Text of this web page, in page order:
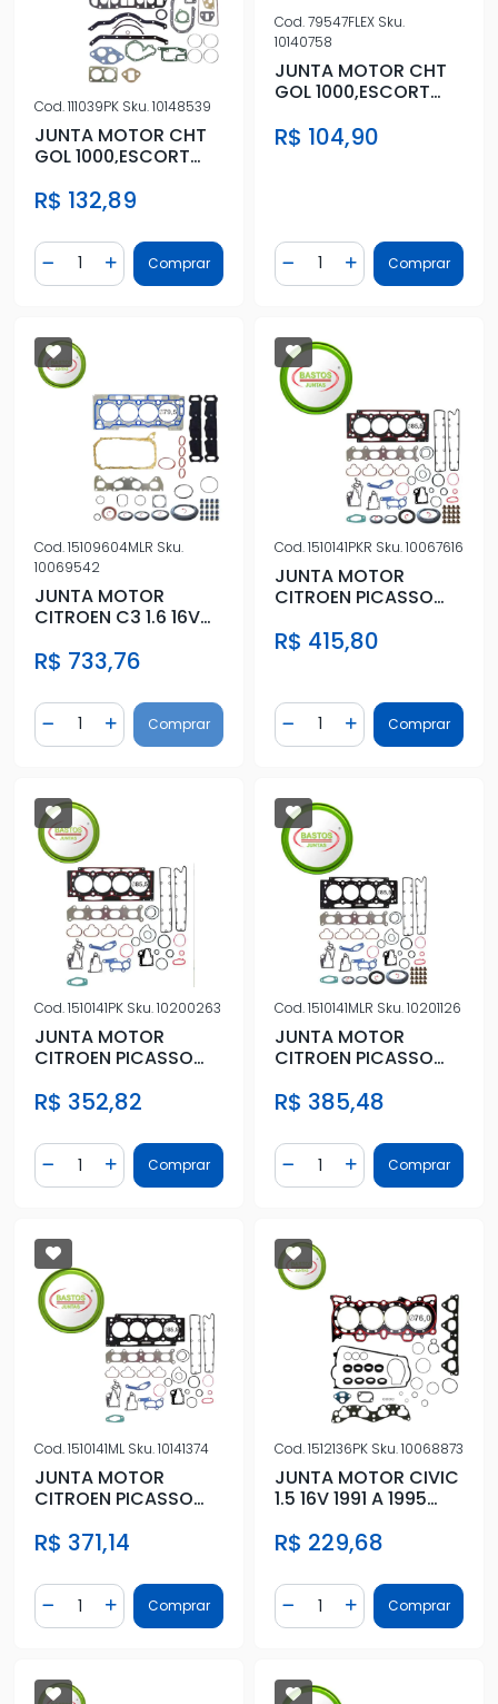
Cod.111039PK Sku.10148539
JUNTA MOTOR CHT
GOL 1000,ESCORT
RETENTOR
R$ 132,89
Diminuir Quantidade
Quantidade
Adicionar Quantidade
Comprar
Cod.79547FLEX Sku.
10140758
JUNTA MOTOR CHT
GOL 1000,ESCORT
R$ 104,90
Diminuir Quantidade
Quantidade
AdicionarComprar
Cod.15109604MLR Sku.
10069542
JUNTA MOTOR
CITROEN C3 1.6 16V
C/ RETENTOR
R$ 733,76
Diminuir Quantidade
Quantidade
Adicionar Quantidade
Comprar
Cod.1510141PKR Sku.10067616
JUNTA MOTOR
CITROEN PICASSO
C/RET
R$ 415,80
Diminuir Quantidade
Quantidade
AdicionarComprar
Cod.1510141PK Sku.10200263
JUNTA MOTOR
CITROEN PICASSO
S/RET
R$ 352,82
Diminuir Quantidade
Quantidade
Adicionar Quantidade
Comprar
Cod.1510141MLR Sku.10201126
JUNTA MOTOR
CITROEN PICASSO
C/RET
R$ 385,48
Diminuir Quantidade
Quantidade
AdicionarComprar
Cod.1510141ML Sku.10141374
JUNTA MOTOR
CITROEN PICASSO
S/RET
R$ 371,14
Diminuir Quantidade
Quantidade
Adicionar Quantidade
Comprar
Cod.1512136PK Sku.10068873
JUNTA MOTOR CIVIC
1.5 16V 1991 A 1995
R$ 229,68
Diminuir Quantidade
Quantidade
AdicionarComprar